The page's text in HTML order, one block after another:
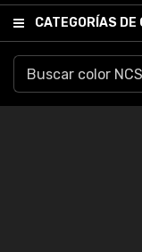
CATEGORÍAS DE